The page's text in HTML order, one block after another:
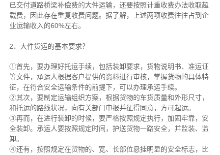
已交付道路桥梁补偿费的大件运输，还要按照计重收费办法收取超
载费，因此存在重复收费问题。据了解，上述两项收费往往占到企
业运输收入的60%左右。
2、大件货运的基本要求？
①首先，要办理好托运手续，包括装卸要求，货物说明书、准运证
等文件，承运人根据客户提供的资料进行审核，掌握货物的具体特
征，在符合安全运输条件的前提下，可以办理承运手续。
②其次，要制定运输组织方案，根据货物的车货质量和外形尺寸，
和托运的路线状况，向有关部门申报并征得同意，方可起运。
③再而，在进行装卸的时候，要严格按照规定执行，加固牢靠，安
全装卸。承运人要按照规定时间，护送货物一路安全，并监装、监
卸。
④还有，按照规定在货物的、宽、长部位悬挂明显的安全标志，比